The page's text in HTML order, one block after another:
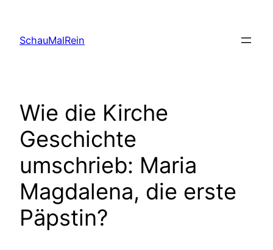
content
SchauMalRein
Wie die Kirche
Geschichte
umschrieb: Maria
Magdalena, die erste
Päpstin?